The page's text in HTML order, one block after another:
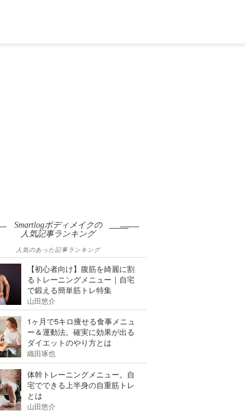
Smartlogボディメイクの
人気記事ランキング
人気のあった記事ランキング
【初心者向け】腹筋を綺麗に割
るトレーニングメニュー｜自宅
で鍛える簡単筋トレ特集
山田悠介
1ヶ月で5キロ痩せる食事メニュ
ー＆運動法。確実に効果が出る
ダイエットのやり方とは
織田琢也
体幹トレーニングメニュー。自
宅でできる上半身の自重筋トレ
とは
山田悠介